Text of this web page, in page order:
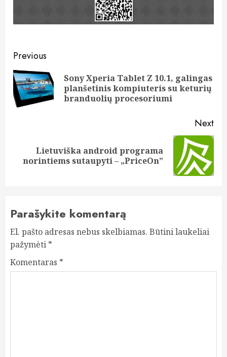
Post
navigation
Previous
Sony Xperia Tablet Z 10.1, galingas
planšetinis kompiuteris su keturių
branduolių procesoriumi
Next
post:
Lietuviška android programa
norintiems sutaupyti – „PriceOn”
Parašykite komentarą
El. pašto adresas nebus skelbiamas. Būtini laukeliai
pažymėti *
Komentaras *